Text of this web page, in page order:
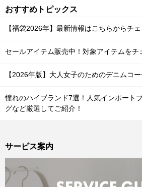
おすすめトピックス
【福袋2026年】最新情報はこちらからチェ
セールアイテム販売中！対象アイテムをチ
【2026年版】大人女子のためのデニムコ
憧れのハイブランド7選！人気インポート
グなど厳選してご紹介！
サービス案内